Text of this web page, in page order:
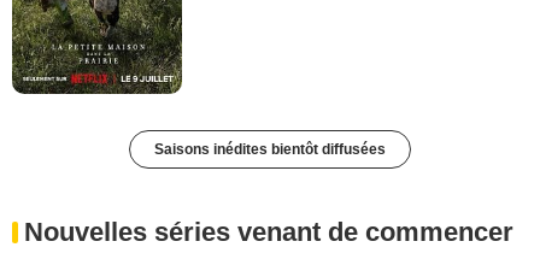
Saisons inédites bientôt diffusées
Nouvelles séries venant de commencer